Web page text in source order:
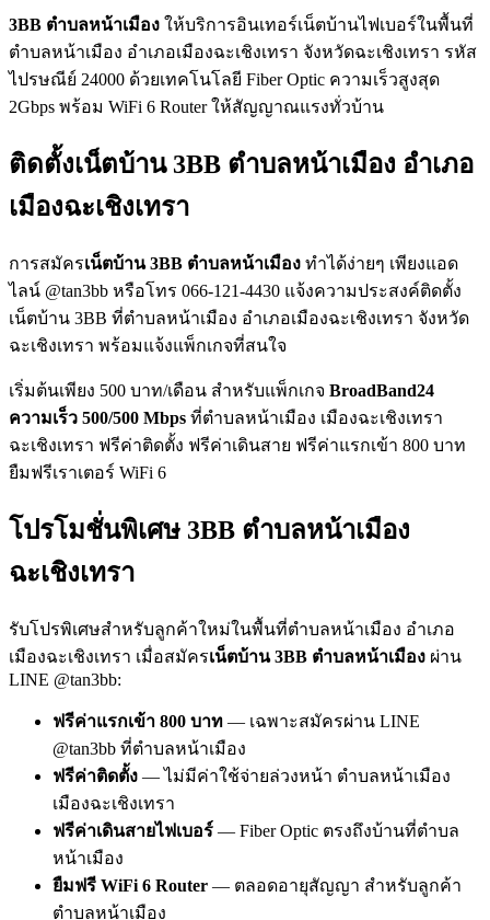
3BB ตำบลหน้าเมือง ให้บริการอินเทอร์เน็ตบ้านไฟเบอร์ในพื้นที่
ตำบลหน้าเมือง อำเภอเมืองฉะเชิงเทรา จังหวัดฉะเชิงเทรา รหัส
ไปรษณีย์ 24000 ด้วยเทคโนโลยี Fiber Optic ความเร็วสูงสุด
2Gbps พร้อม WiFi 6 Router ให้สัญญาณแรงทั่วบ้าน
ติดตั้งเน็ตบ้าน 3BB ตำบลหน้าเมือง อำเภอ
เมืองฉะเชิงเทรา
การสมัครเน็ตบ้าน 3BB ตำบลหน้าเมือง ทำได้ง่ายๆ เพียงแอด
ไลน์ @tan3bb หรือโทร 066-121-4430 แจ้งความประสงค์ติดตั้ง
เน็ตบ้าน 3BB ที่ตำบลหน้าเมือง อำเภอเมืองฉะเชิงเทรา จังหวัด
ฉะเชิงเทรา พร้อมแจ้งแพ็กเกจที่สนใจ
เริ่มต้นเพียง 500 บาท/เดือน สำหรับแพ็กเกจ BroadBand24
ความเร็ว 500/500 Mbps ที่ตำบลหน้าเมือง เมืองฉะเชิงเทรา
ฉะเชิงเทรา ฟรีค่าติดตั้ง ฟรีค่าเดินสาย ฟรีค่าแรกเข้า 800 บาท
ยืมฟรีเราเตอร์ WiFi 6
โปรโมชั่นพิเศษ 3BB ตำบลหน้าเมือง
ฉะเชิงเทรา
รับโปรพิเศษสำหรับลูกค้าใหม่ในพื้นที่ตำบลหน้าเมือง อำเภอ
เมืองฉะเชิงเทรา เมื่อสมัครเน็ตบ้าน 3BB ตำบลหน้าเมือง ผ่าน
LINE @tan3bb:
ฟรีค่าแรกเข้า 800 บาท — เฉพาะสมัครผ่าน LINE
@tan3bb ที่ตำบลหน้าเมือง
ฟรีค่าติดตั้ง — ไม่มีค่าใช้จ่ายล่วงหน้า ตำบลหน้าเมือง
เมืองฉะเชิงเทรา
ฟรีค่าเดินสายไฟเบอร์ — Fiber Optic ตรงถึงบ้านที่ตำบล
หน้าเมือง
ยืมฟรี WiFi 6 Router — ตลอดอายุสัญญา สำหรับลูกค้า
ตำบลหน้าเมือง